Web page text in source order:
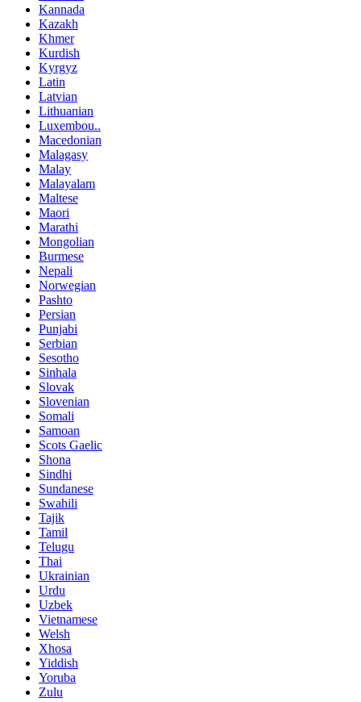
Kannada
Kazakh
Khmer
Kurdish
Kyrgyz
Latin
Latvian
Lithuanian
Luxembou..
Macedonian
Malagasy
Malay
Malayalam
Maltese
Maori
Marathi
Mongolian
Burmese
Nepali
Norwegian
Pashto
Persian
Punjabi
Serbian
Sesotho
Sinhala
Slovak
Slovenian
Somali
Samoan
Scots Gaelic
Shona
Sindhi
Sundanese
Swahili
Tajik
Tamil
Telugu
Thai
Ukrainian
Urdu
Uzbek
Vietnamese
Welsh
Xhosa
Yiddish
Yoruba
Zulu